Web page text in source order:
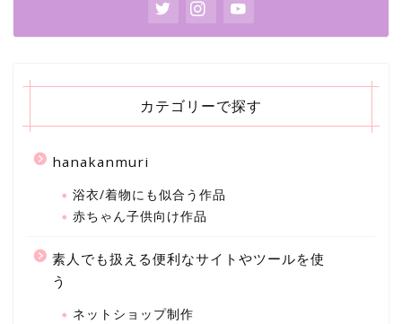
カテゴリーで探す
hanakanmuri
浴衣/着物にも似合う作品
赤ちゃん子供向け作品
素人でも扱える便利なサイトやツールを使
う
ネットショップ制作